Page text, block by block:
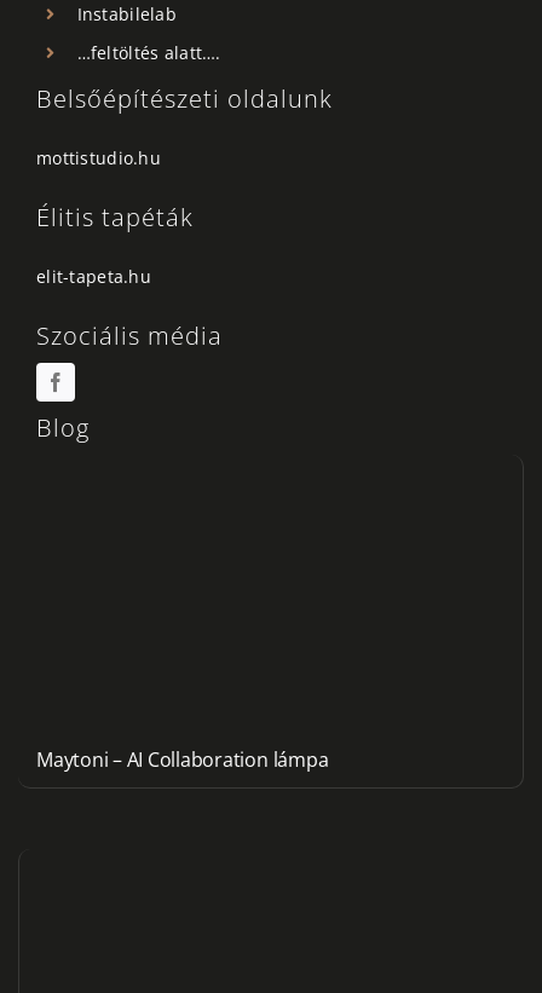
Instabilelab
…feltöltés alatt….
Belsőépítészeti oldalunk
mottistudio.hu
Élitis tapéták
elit-tapeta.hu
Szociális média
Blog
Maytoni – AI Collaboration lámpa